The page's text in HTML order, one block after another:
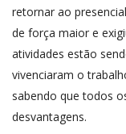
retornar ao
de força maior e
atividades estão
vivenciaram o
sabendo que todos
desvantagens.